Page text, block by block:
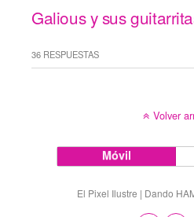
Galious y sus
36 RESPUESTAS
Volver
Móvil
El Pixel Ilustre | Dando